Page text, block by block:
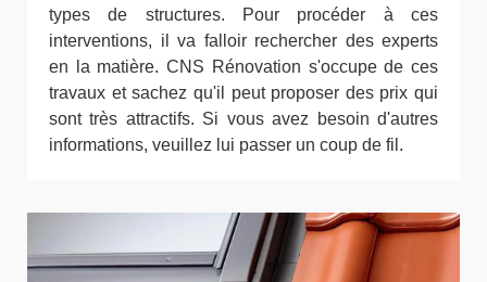
types de structures. Pour procéder à ces
interventions, il va falloir rechercher des experts
en la matière. CNS Rénovation s'occupe de ces
travaux et sachez qu'il peut proposer des prix qui
sont très attractifs. Si vous avez besoin d'autres
informations, veuillez lui passer un coup de fil.